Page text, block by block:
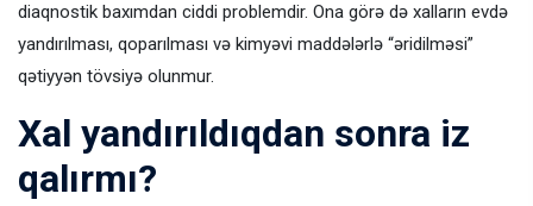
diaqnostik baxımdan ciddi problemdir. Ona görə də xalların evdə
yandırılması, qoparılması və kimyəvi maddələrlə “əridilməsi”
qətiyyən tövsiyə olunmur.
Xal yandırıldıqdan sonra iz
qalırmı?